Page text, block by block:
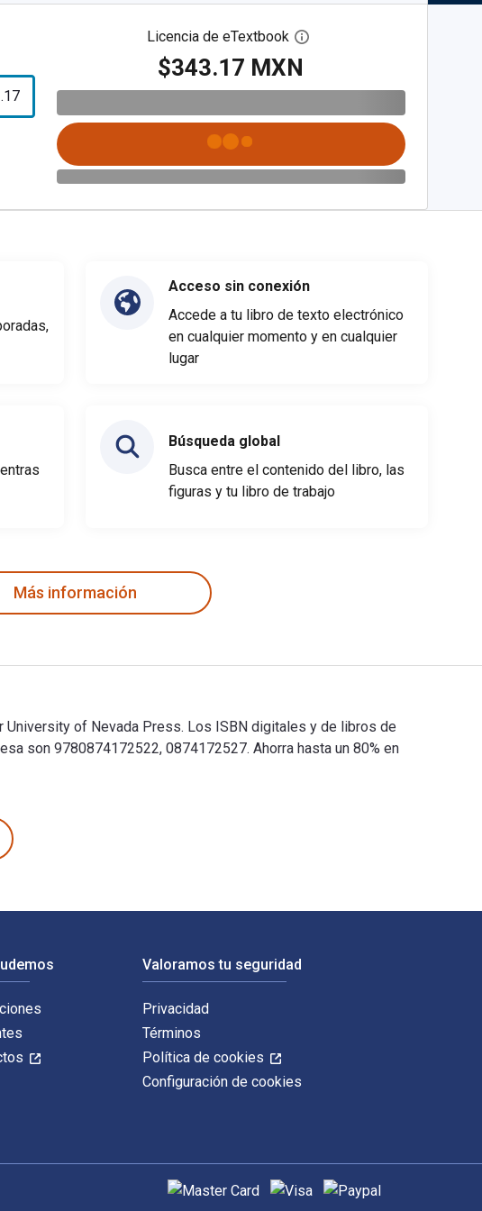
Licencia de eTextbook Abre el cuadro de diálogo
$343.17 MXN
Acceso sin conexión
Accede a tu libro de texto electrónico
en cualquier momento y en cualquier
lugar
Búsqueda global
Busca entre el contenido del libro, las
figuras y tu libro de trabajo
Más información
University of Nevada Press. Los ISBN digitales y de libros de
son 9780874172522, 0874172527. Ahorra hasta un 80% en
Valoramos tu seguridad
Privacidad
Términos
Política de cookies
Configuración de cookies
Métodos de pago admitidos